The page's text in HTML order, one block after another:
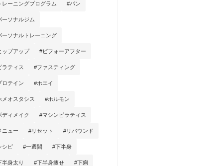
レーニングプログラム #パン
ーソナルジム
ーソナルトレーニング
ップアップ #ビフォーアフター
ラティス #ファスティング
ロテイン #ホエイ
メオスタシス #ホルモン
ディメイク #マシンピラティス
ニュー #リセット #リバウンド
シピ #一週間 #下半身
半身太り #下半身痩せ #下痢